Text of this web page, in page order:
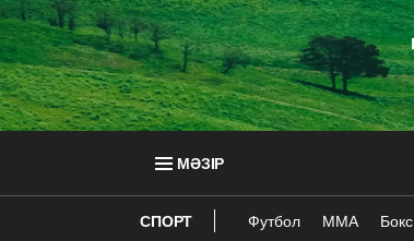
МӘЗІР
СПОРТ Футбол ММА Бокс